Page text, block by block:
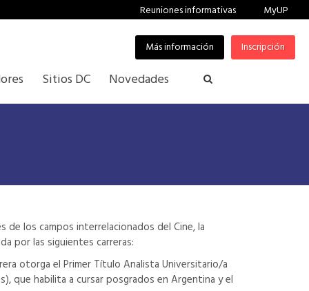
Reuniones informativas MyUP
Inscripción
Más información
Sitios DC Novedades
los campos interrelacionados del Cine, la
por las siguientes carreras:
otorga el Primer Título Analista Universitario/a
que habilita a cursar posgrados en Argentina y el